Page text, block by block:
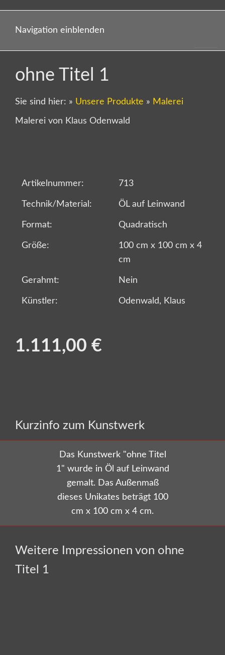
Navigation einblenden
ohne Titel 1
Sie sind hier: » Unsere Produkte » Malerei
Malerei von Klaus Odenwald
Artikelnummer: 713
Technik/Material: ÖL auf Leinwand
Format: Quadratisch
Größe:
100 cm x 100 cm x 4
cm
Gerahmt: Nein
Künstler: Odenwald, Klaus
1.111,00 €
Alle Kunstwerke von CRELALA Kunst sind
Künstlerhand.
Versandkostenfrei bestellen!
Kurzinfo zum Kunstwerk
Das Kunstwerk "ohne Titel
1" wurde in Öl auf Leinwand
gemalt. Das Außenmaß
dieses Unikates beträgt 100
cm x 100 cm x 4 cm.
Weitere Impressionen von ohne
Titel 1